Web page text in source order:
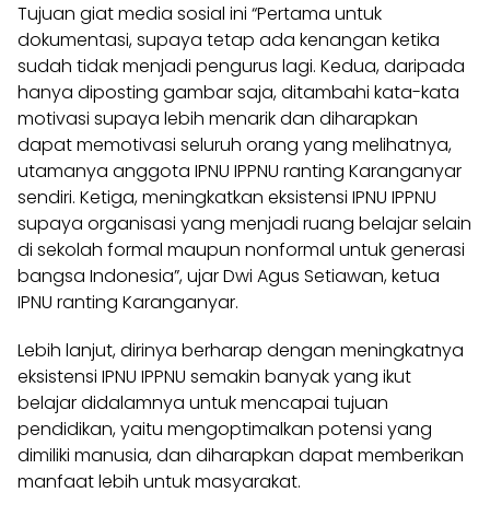
Tujuan giat media sosial ini “Pertama untuk
dokumentasi, supaya tetap ada kenangan ketika
sudah tidak menjadi pengurus lagi. Kedua, daripada
hanya diposting gambar saja, ditambahi kata-kata
motivasi supaya lebih menarik dan diharapkan
dapat memotivasi seluruh orang yang melihatnya,
utamanya anggota IPNU IPPNU ranting Karanganyar
sendiri. Ketiga, meningkatkan eksistensi IPNU IPPNU
supaya organisasi yang menjadi ruang belajar selain
di sekolah formal maupun nonformal untuk generasi
bangsa Indonesia”, ujar Dwi Agus Setiawan, ketua
IPNU ranting Karanganyar.
Lebih lanjut, dirinya berharap dengan meningkatnya
eksistensi IPNU IPPNU semakin banyak yang ikut
belajar didalamnya untuk mencapai tujuan
pendidikan, yaitu mengoptimalkan potensi yang
dimiliki manusia, dan diharapkan dapat memberikan
manfaat lebih untuk masyarakat.